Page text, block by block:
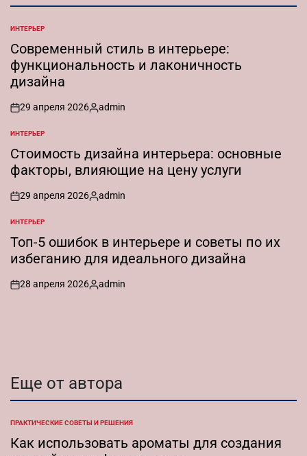
ОПУБЛИКОВАНО
В
ИНТЕРЬЕР
Современный стиль в интерьере:
функциональность и лаконичность
дизайна
on
29 апреля 2026
Запись
admin
ОПУБЛИКОВАНО
В
ИНТЕРЬЕР
Стоимость дизайна интерьера: основные
факторы, влияющие на цену услуги
on
29 апреля 2026
Запись
admin
ОПУБЛИКОВАНО
В
ИНТЕРЬЕР
Топ-5 ошибок в интерьере и советы по их
избеганию для идеального дизайна
on
28 апреля 2026
Запись
admin
Еще от автора
ОПУБЛИКОВАНО
В
ПРАКТИЧЕСКИЕ СОВЕТЫ И РЕШЕНИЯ
Как использовать ароматы для создания